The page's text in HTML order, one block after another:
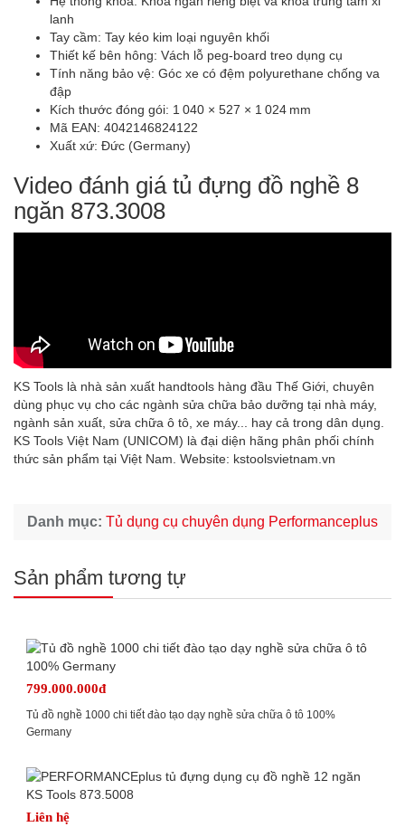
lanh
Tay cầm: Tay kéo kim loại nguyên khối
Thiết kế bên hông: Vách lỗ peg-board treo dụng cụ
Tính năng bảo vệ: Góc xe có đệm polyurethane chống va
đập
Kích thước đóng gói: 1 040 × 527 × 1 024 mm
Mã EAN: 4042146824122
Xuất xứ: Đức (Germany)
Video đánh giá tủ đựng đồ nghề 8
ngăn 873.3008
KS Tools là nhà sản xuất handtools hàng đầu Thế Giới, chuyên
dùng phục vụ cho các ngành sửa chữa bảo dưỡng tại nhà máy,
ngành sản xuất, sửa chữa ô tô, xe máy... hay cả trong dân dụng.
KS Tools Việt Nam (UNICOM) là đại diện hãng phân phối chính
thức sản phẩm tại Việt Nam. Website: kstoolsvietnam.vn
Danh mục: Tủ dụng cụ chuyên dụng Performanceplus
Sản phẩm tương tự
799.000.000đ
Tủ đồ nghề 1000 chi tiết đào tạo dạy nghề sửa chữa ô tô 100%
Germany
Liên hệ